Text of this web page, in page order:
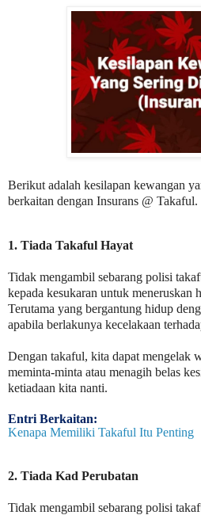
Berikut adalah kesilapan kewangan
berkaitan dengan Insurans @ Takaful.
1. Tiada Takaful Hayat
Tidak mengambil sebarang polisi
kepada kesukaran untuk meneruskan
Terutama yang bergantung hidup
apabila berlakunya kecelakaan
Dengan takaful, kita dapat mengelak
meminta-minta atau menagih belas
ketiadaan kita nanti.
Entri Berkaitan:
Kenapa Memiliki Takaful Itu Penting
2. Tiada Kad Perubatan
Tidak mengambil sebarang polisi